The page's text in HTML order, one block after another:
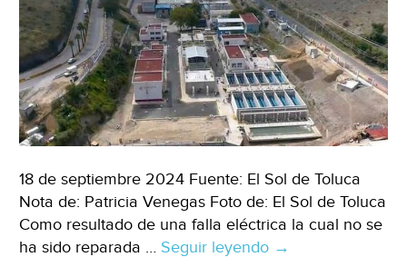
18 de septiembre 2024 Fuente: El Sol de Toluca
Nota de: Patricia Venegas Foto de: El Sol de Toluca
Como resultado de una falla eléctrica la cual no se
ha sido reparada … Seguir leyendo Edomex
→